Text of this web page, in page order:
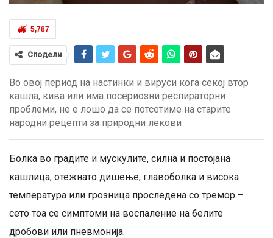
5,787
Сподели
Во овој период на настинки и вируси кога секој втор
кашла, кива или има посериозни респираторни
проблеми, не е лошо да се потсетиме на старите
народни рецепти за природни лекови
Болка во градите и мускулите, силна и постојана
кашлица, отежнато дишење, главоболка и висока
температура или грозница проследена со тремор –
сето тоа се симптоми на воспаление на белите
дробови или пневмонија.